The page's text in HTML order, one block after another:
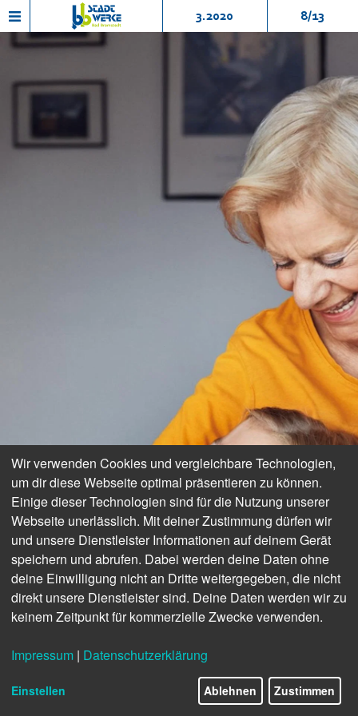
3.2020 8/13
SICHERHEIT ZU HAUSE
Sinnvoll wie nie: Das
Hausnotruf-System
Wir verwenden Cookies und vergleichbare Technologien,
um dir diese Webseite optimal präsentieren zu können.
Einige dieser Technologien sind für die Nutzung unserer
Webseite unerlässlich. Mit deiner Zustimmung dürfen wir
und unsere Dienstleister Informationen auf deinem Gerät
speichern und abrufen. Dabei werden deine Daten ohne
deine Einwilligung nicht an Dritte weitergegeben, die nicht
direkt unsere Dienstleister sind. Deine Daten werden wir zu
keinem Zeitpunkt für kommerzielle Zwecke verwenden.
Impressum | Datenschutzerklärung
Einstellen Ablehnen Zustimmen